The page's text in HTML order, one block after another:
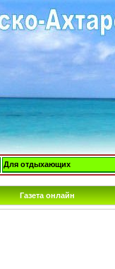
Для отдыхающих
Газета онлайн